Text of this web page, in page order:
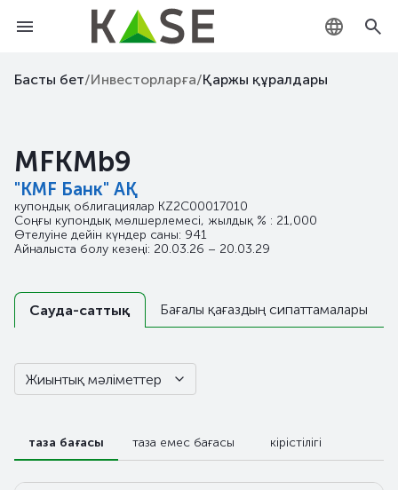
KZ
Басты бет/Инвесторларға/Қаржы құралдары
MFKMb9
"KMF Банк" АҚ
купондық облигациялар KZ2C00017010
Соңғы купондық мөлшерлемесі, жылдық % : 21,000
Өтелуіне дейін күндер саны: 941
Айналыста болу кезеңі: 20.03.26 – 20.03.29
Сауда-саттық Бағалы қағаздың сипаттамалары
Жиынтық мәліметтер
таза бағасы таза емес бағасы кірістілігі